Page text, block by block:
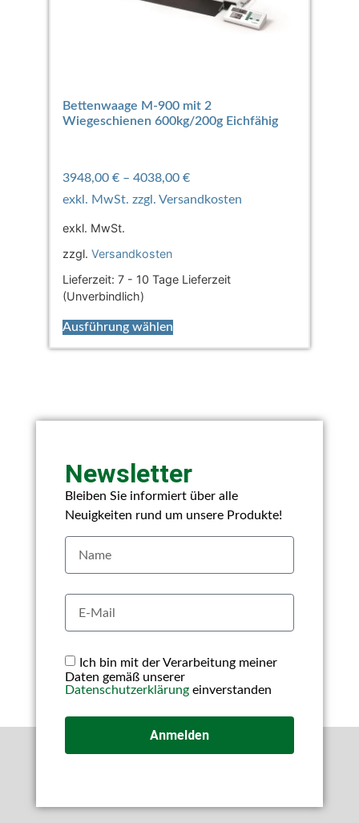
Bettenwaage M-900 mit 2
Wiegeschienen 600kg/200g Eichfähig
3948,00 €– 4038,00 €
exkl. MwSt.
zzgl. Versandkosten
Lieferzeit: 7 - 10 Tage Lieferzeit
(Unverbindlich)
Ausführung wählen
Newsletter
Bleiben Sie informiert über alle
Neuigkeiten rund um unsere Produkte!
Ich bin mit der Verarbeitung meiner
Daten gemäß unserer
Datenschutzerklärungeinverstanden
Anmelden